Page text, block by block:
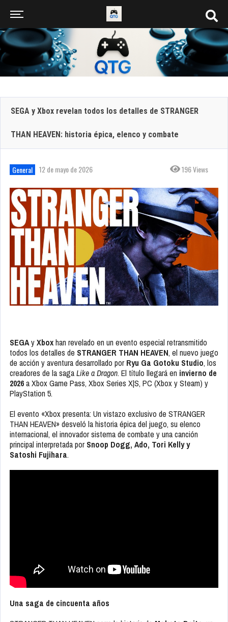
SEGA y Xbox revelan todos los detalles de STRANGER
THAN HEAVEN: historia épica, elenco y combate
General 12 de mayo de 2026 196 Views
SEGAyXboxhan revelado en un evento especial retransmitido
todos los detalles de STRANGER THAN HEAVEN, el nuevo juego
de acción y aventura desarrollado por Ryu Ga Gotoku Studio, los
creadores de la sagaLike a Dragon. El título llegará en invierno de
2026a Xbox Game Pass, Xbox Series X|S, PC (Xbox y Steam) y
PlayStation 5.
El evento «Xbox presenta: Un vistazo exclusivo de STRANGER
THAN HEAVEN» desveló la historia épica del juego, su elenco
internacional, el innovador sistema de combate y una canción
principal interpretada por Snoop Dogg, Ado, Tori Kelly y
Satoshi Fujihara.
Una saga de cincuenta años